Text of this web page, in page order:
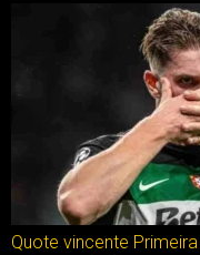
Quote vincente